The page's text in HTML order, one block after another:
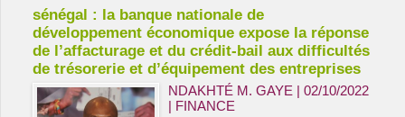
sénégal : la banque nationale de
développement économique expose la réponse
de l’affacturage et du crédit-bail aux difficultés
de trésorerie et d’équipement des entreprises
NDAKHTÉ M. GAYE | 02/10/2022
| FINANCE